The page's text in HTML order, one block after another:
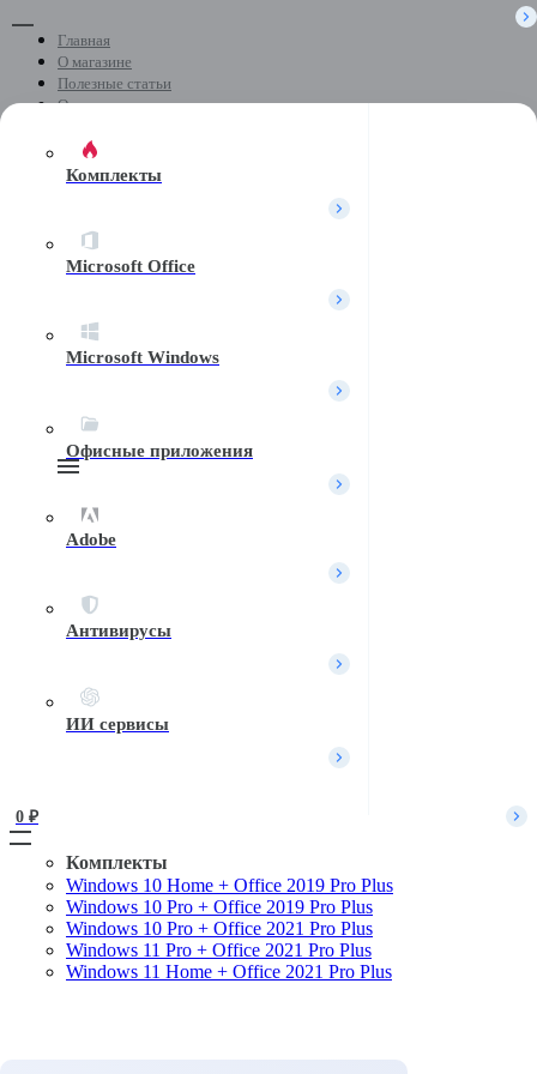
Главная
О магазине
Полезные статьи
Отзывы
Контакты
Telegram
Комплекты
Microsoft Office
Microsoft Windows
Офисные приложения
Adobe
Антивирусы
ИИ сервисы
Комплекты
Windows 10 Home + Office 2019 Pro Plus
Windows 10 Pro + Office 2019 Pro Plus
Windows 10 Pro + Office 2021 Pro Plus
Windows 11 Pro + Office 2021 Pro Plus
Windows 11 Home + Office 2021 Pro Plus
Вход / Регистрация
Имя пользователя или Email
Войти
0 ₽
Поиск
Комплекты